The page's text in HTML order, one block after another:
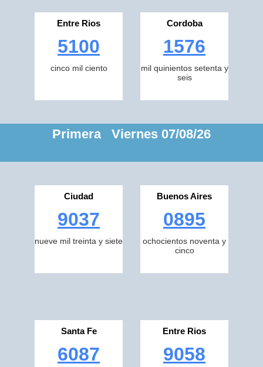
Entre Rios
5100
cinco mil ciento
Cordoba
1576
mil quinientos setenta y
seis
Primera Viernes 07/08/26
Ciudad
9037
nueve mil treinta y siete
Buenos Aires
0895
ochocientos noventa y
cinco
Santa Fe
6087
Entre Rios
9058